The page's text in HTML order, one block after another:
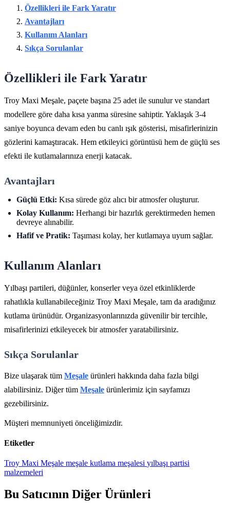
Özellikleri ile Fark Yaratır
Avantajları
Kullanım Alanları
Sıkça Sorulanlar
Özellikleri ile Fark Yaratır
Troy Maxi Meşale, paçete başına 25 adet ile sunulur ve standart
modellere göre daha kısa yanma süresine sahiptir. Yaklaşık 3-4
saniye boyunca devam eden bu canlı ışık gösterisi, misafirlerinizin
gözlerini kamaştıracak. Hem etkileyici görüntüsü hem de güçlü ses
efekti ile kutlamalarınıza enerji katacak.
Avantajları
Güçlü Etki: Kısa sürede göz alıcı bir atmosfer oluşturur.
Kolay Kullanım: Herhangi bir hazırlık gerektirmeden hemen
devreye alınabilir.
Hafif ve Pratik: Taşıması kolay, her kutlamaya uyum sağlar.
Kullanım Alanları
Yılbaşı partileri, düğünler, konserler veya özel etkinliklerde
rahatlıkla kullanabileceğiniz Troy Maxi Meşale, tam da aradığınız
kutlama ürünüdür. Organizasyonlarınızda güvenilir bir tercihle,
misafirlerinizi etkileyecek bir atmosfer yaratabilirsiniz.
Sıkça Sorulanlar
Bize ulaşarak tüm Meşale ürünleri hakkında daha fazla bilgi
alabilirsiniz. Diğer tüm Meşale ürünlerimiz için sayfamızı
gezebilirsiniz.
Müşteri memnuniyeti önceliğimizdir.
Etiketler
Troy Maxi Meşale meşale kutlama meşalesi yılbaşı partisi
malzemeleri
Bu Satıcının Diğer Ürünleri